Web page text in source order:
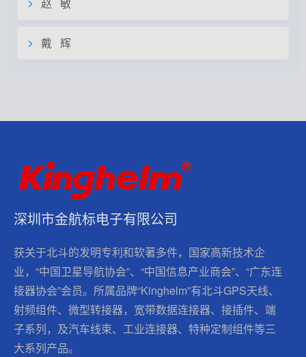
戴 辉
深圳市金航标电子有限公司
获关于北斗的发明专利和软著多件，国家高新技术企
业，“中国卫星导航协会”、“中国信息产业商会”、“广东连
接器协会”会员。所属品牌“Kinghelm”有北斗GPS天线、
射频组件、微型转接器，宽带数据连接器、接插件、端
子系列，及汽车线束、工业连接器、特种定制组件等三
大系列产品。